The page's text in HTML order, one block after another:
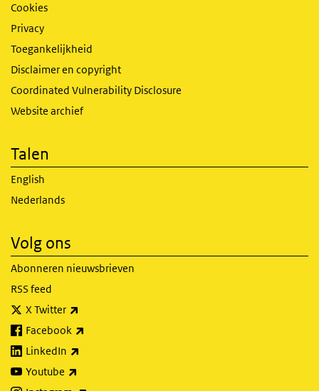
Cookies
Privacy
Toegankelijkheid
Disclaimer en copyright
Coordinated Vulnerability Disclosure
Website archief
Talen
English
Nederlands
Volg ons
Abonneren nieuwsbrieven
RSS feed
X Twitter
Facebook
LinkedIn
Youtube